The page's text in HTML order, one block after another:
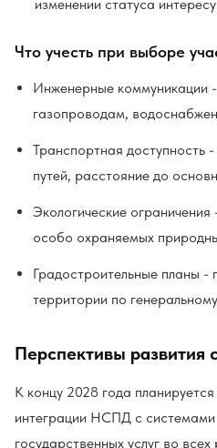
изменении статуса
Что учесть при выборе
Инженерные коммуникации -
газопроводам,
Транспортная доступность
путей, расстояние до
Экологические
особо охраняемых
Градостроительные планы -
территории по
Перспективы развития
К концу 2028 года
интеграции НСПД с системами
государственных услуг во